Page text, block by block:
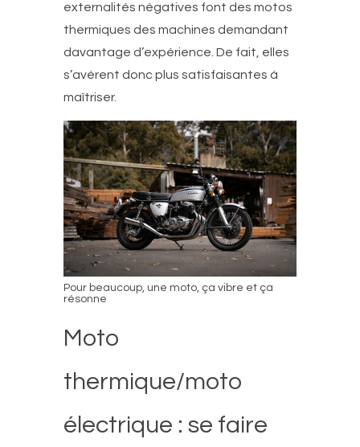
externalités négatives font des motos
thermiques des machines demandant
davantage d’expérience. De fait, elles
s’avèrent donc plus satisfaisantes à
maîtriser.
Pour beaucoup, une moto, ça vibre et ça
résonne
Moto
thermique/moto
électrique : se faire